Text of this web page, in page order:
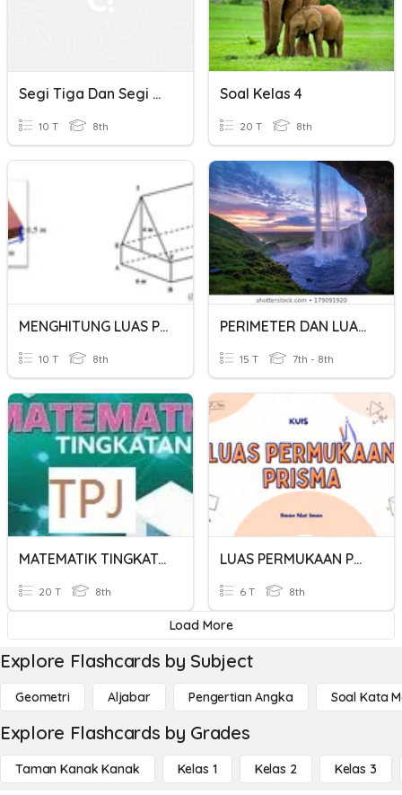
Segi Tiga Dan Segi Empat
10 T 8th
Soal Kelas 4
20 T 8th
MENGHITUNG LUAS PERMUKAAN GABUNGAN
10 T 8th
PERIMETER DAN LUAS (1 ILTIZAM)
15 T 7th - 8th
MATEMATIK TINGKATAN 2 (BAB 6-BENTUK GEOMETRI TIGA DIMENSI)
20 T 8th
LUAS PERMUKAAN PRISMA
6 T 8th
Load More
Explore Flashcards by Subject
Geometri Aljabar Pengertian Angka Soal Kata
Explore Flashcards by Grades
Taman Kanak Kanak Kelas 1 Kelas 2 Kelas 3